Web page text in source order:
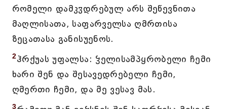
რომელი დამკჳდრებულ არს შეწევნითა
მაღლისათა, საფარველსა ღმრთისა
ზეცათასა განისუენოს.
2ჰრქუას უფალსა: ჴელისამპყრობელი ჩემი
ხარი შენ და შესავედრებელი ჩემი,
ღმერთი ჩემი, და მე ვესავ მას.
3